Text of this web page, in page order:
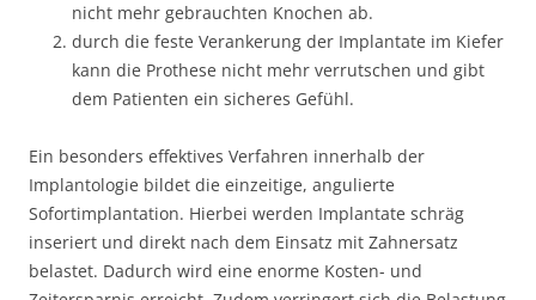
nicht mehr gebrauchten Knochen ab.
durch die feste Verankerung der Implantate im Kiefer
kann die Prothese nicht mehr verrutschen und gibt
dem Patienten ein sicheres Gefühl.
Ein besonders effektives Verfahren innerhalb der
Implantologie bildet die einzeitige, angulierte
Sofortimplantation. Hierbei werden Implantate schräg
inseriert und direkt nach dem Einsatz mit Zahnersatz
belastet. Dadurch wird eine enorme Kosten- und